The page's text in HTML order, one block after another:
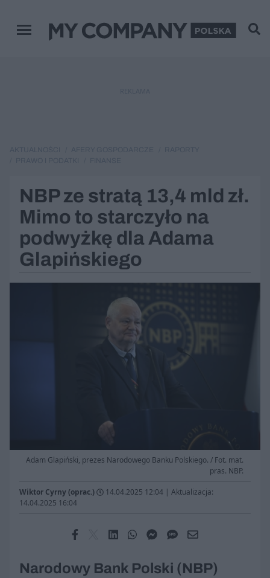
Menu główne
NBP ze stratą 13,4 mld zł.
Mimo to starczyło na
podwyżkę dla Adama
Glapińskiego
Adam Glapiński, prezes Narodowego Banku Polskiego. / Fot. mat.
pras. NBP.
Wiktor Cyrny (oprac.) 14.04.2025 12:04 | Aktualizacja:
14.04.2025 16:04
Narodowy Bank Polski (NBP)